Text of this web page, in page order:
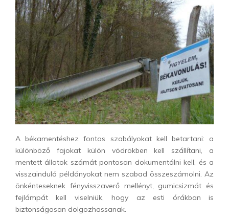
A békamentéshez fontos szabályokat kell betartani: a
különböző fajokat külön vödrökben kell szállítani, a
mentett állatok számát pontosan dokumentálni kell, és a
visszainduló példányokat nem szabad összeszámolni. Az
önkénteseknek fényvisszaverő mellényt, gumicsizmát és
fejlámpát kell viselniük, hogy az esti órákban is
biztonságosan dolgozhassanak.